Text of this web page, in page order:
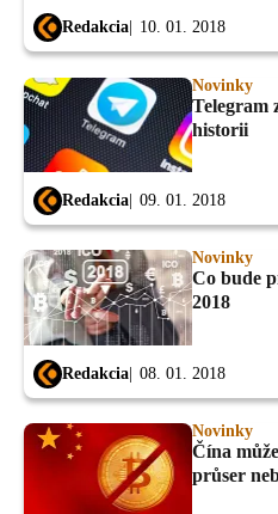
Redakcia 10. 01. 2018
Novinky
Telegram
historii
Redakcia 09. 01. 2018
Novinky
Co bude
2018
Redakcia 08. 01. 2018
Novinky
Čína
průser